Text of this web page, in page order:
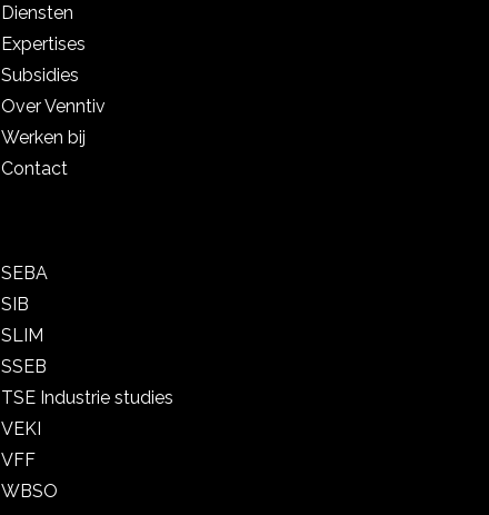
Diensten
Expertises
Subsidies
Over Venntiv
Werken bij
Contact
SEBA
SIB
SLIM
SSEB
TSE Industrie studies
VEKI
VFF
WBSO